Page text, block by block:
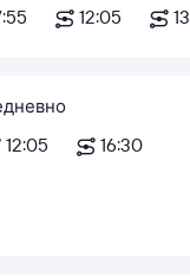
12:05
12:05
16:30